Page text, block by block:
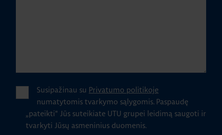
Susipažinau su Privatumo politikoje
numatytomis tvarkymo sąlygomis. Paspaudę
„pateikti" Jūs suteikiate UTU grupei leidimą saugoti ir
tvarkyti Jūsų asmeninius duomenis.